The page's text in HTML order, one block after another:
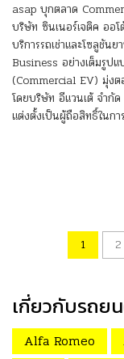
asap บุกตลาด
บริษัท ซินเนอร์เจติค ออ
บริการรถเช่าและโซลูชัน
Business อย่างเต็มรูป
(Commercial EV) มุ่งต
โดยบริษัท อีแวนเต้ จำกั
แต่งตั้งเป็นผู้ถือสิทธิ์ในก
1 2
เกี่ยวกับรถย
Alfa Romeo